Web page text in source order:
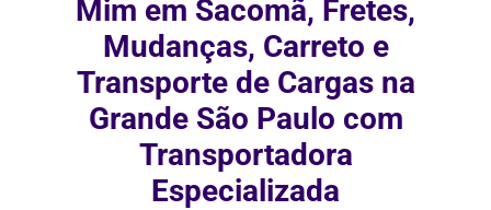
Mim em Sacomã, Fretes,
Mudanças, Carreto e
Transporte de Cargas na
Grande São Paulo com
Transportadora
Especializada